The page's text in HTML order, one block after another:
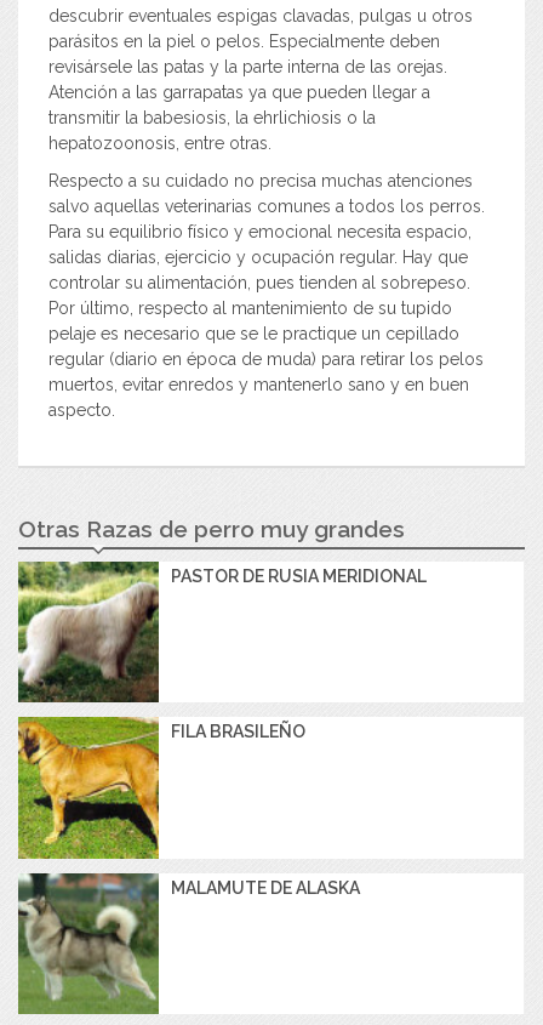
descubrir eventuales espigas clavadas, pulgas u otros
parásitos en la piel o pelos. Especialmente deben
revisársele las patas y la parte interna de las orejas.
Atención a las garrapatas ya que pueden llegar a
transmitir la babesiosis, la ehrlichiosis o la
hepatozoonosis, entre otras.
Respecto a su cuidado no precisa muchas atenciones
salvo aquellas veterinarias comunes a todos los perros.
Para su equilibrio físico y emocional necesita espacio,
salidas diarias, ejercicio y ocupación regular. Hay que
controlar su alimentación, pues tienden al sobrepeso.
Por último, respecto al mantenimiento de su tupido
pelaje es necesario que se le practique un cepillado
regular (diario en época de muda) para retirar los pelos
muertos, evitar enredos y mantenerlo sano y en buen
aspecto.
Otras Razas de perro muy grandes
PASTOR DE RUSIA MERIDIONAL
FILA BRASILEÑO
MALAMUTE DE ALASKA